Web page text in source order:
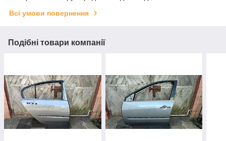
Всі умови повернення
Подібні товари компанії